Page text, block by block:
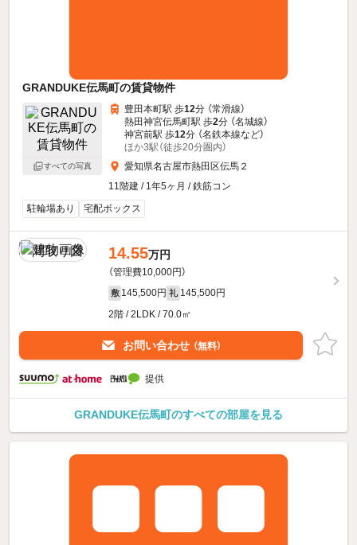
GRANDUKE伝馬町の賃貸物件
すべての写真
豊田本町駅 歩12分 （常滑線）
熱田神宮伝馬町駅 歩2分 （名城線）
神宮前駅 歩12分 （名鉄本線など）
ほか3駅（徒歩20分圏内）
愛知県名古屋市熱田区伝馬２
11階建 / 1年5ヶ月 / 鉄筋コン
駐輪場あり
宅配ボックス
14.55万円
（管理費10,000円）
敷 145,500円 礼 145,500円
2階 / 2LDK / 70.0㎡
お問い合わせ （無料）
提供
GRANDUKE伝馬町のすべての部屋を見る